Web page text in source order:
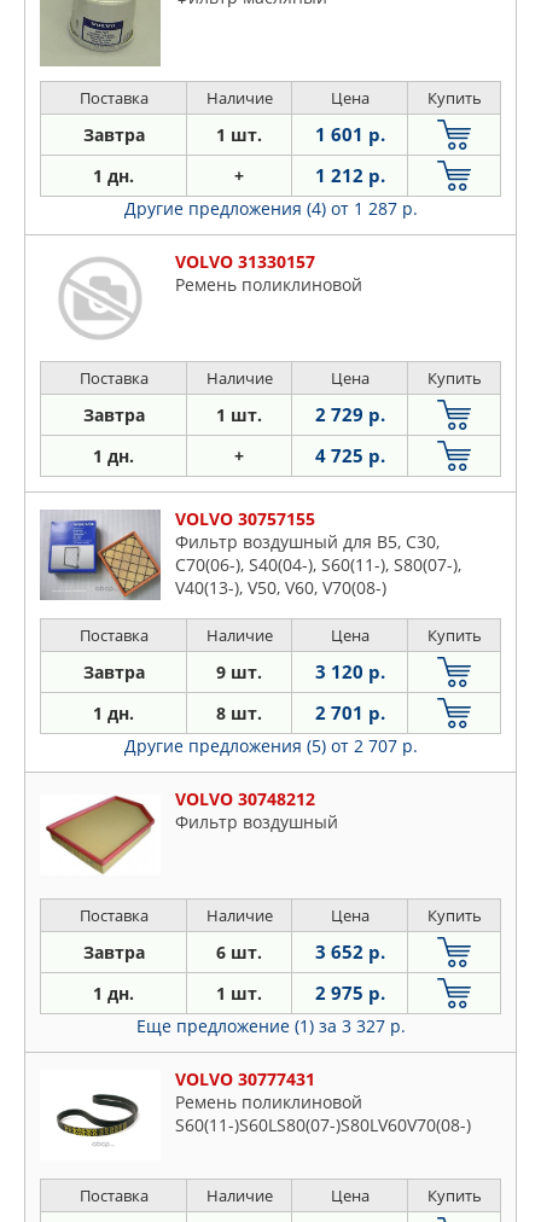
Поставка Наличие Цена Купить
Завтра 1 шт. 1 601 р.
1 дн. + 1 212 р.
Другие предложения (4) от 1 287 р.
VOLVO 31330157
Ремень поликлиновой
Поставка Наличие Цена Купить
Завтра 1 шт. 2 729 р.
1 дн. + 4 725 р.
VOLVO 30757155
Фильтр воздушный для B5, C30,
C70(06-), S40(04-), S60(11-), S80(07-),
V40(13-), V50, V60, V70(08-)
Поставка Наличие Цена Купить
Завтра 9 шт. 3 120 р.
1 дн. 8 шт. 2 701 р.
Другие предложения (5) от 2 707 р.
VOLVO 30748212
Фильтр воздушный
Поставка Наличие Цена Купить
Завтра 6 шт. 3 652 р.
1 дн. 1 шт. 2 975 р.
Еще предложение (1) за 3 327 р.
VOLVO 30777431
Ремень поликлиновой
S60(11-)S60LS80(07-)S80LV60V70(08-)
Поставка Наличие Цена Купить